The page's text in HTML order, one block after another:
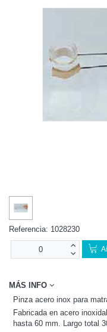
Referencia: 1028230
MÁS INFO
Pinza acero inox para
Fabricada en acero
hasta 60 mm. Largo total